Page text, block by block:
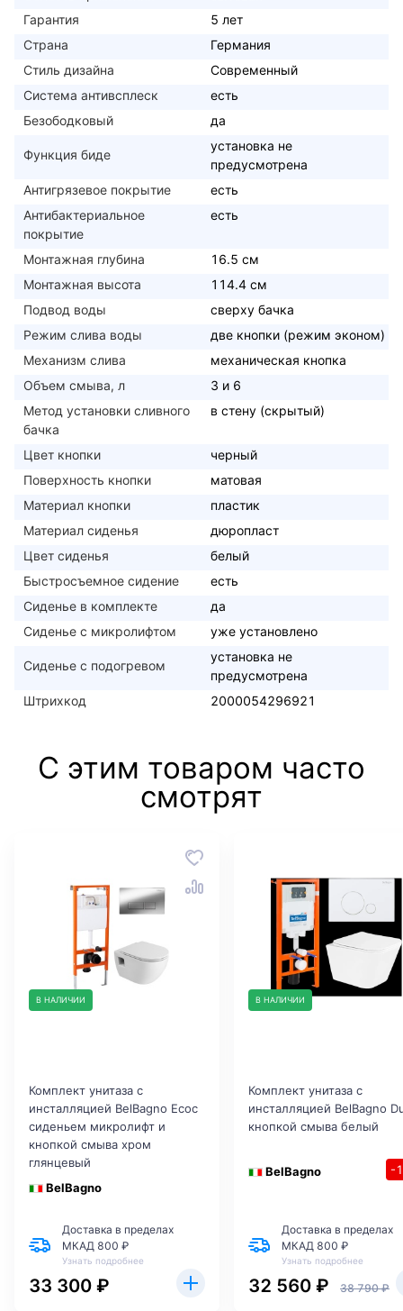
Гарантия
5 лет
Страна
Германия
Стиль дизайна
Современный
Система антивсплеск
есть
Безободковый
да
Функция биде
установка не
предусмотрена
Антигрязевое покрытие
есть
Антибактериальное
покрытие
есть
Монтажная глубина
16.5 см
Монтажная высота
114.4 см
Подвод воды
сверху бачка
Режим слива воды
две кнопки (режим эконом)
Механизм слива
механическая кнопка
Объем смыва, л
3 и 6
Метод установки сливного
бачка
в стену (скрытый)
Цвет кнопки
черный
Поверхность кнопки
матовая
Материал кнопки
пластик
Материал сиденья
дюропласт
Цвет сиденья
белый
Быстросъемное сидение
есть
Сиденье в комплекте
да
Сиденье с микролифтом
уже установлено
Сиденье с подогревом
установка не
предусмотрена
Штрихкод
2000054296921
С этим товаром часто
смотрят
В НАЛИЧИИ
Комплект унитаза с
инсталляцией BelBagno Ecoс
сиденьем микролифт и
кнопкой смыва хром
глянцевый
BelBagno
Доставка в пределах
МКАД 800 ₽
Узнать подробнее
33 300 ₽
В НАЛИЧИИ
Комплект унитаза с
инсталляцией BelBagno
кнопкой смыва белый
BelBagno -
Доставка в пределах
МКАД 800 ₽
Узнать подробнее
32 560 ₽ 38 790 ₽